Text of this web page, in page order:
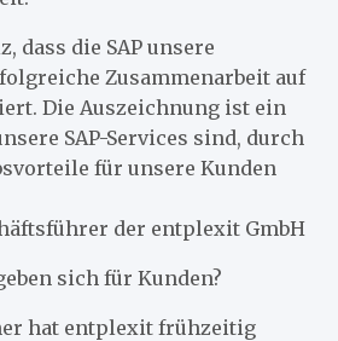
dass die SAP unsere
Zusammenarbeit auf
Die Auszeichnung ist ein
SAP-Services sind, durch
für unsere Kunden
der entplexit GmbH
sich für Kunden?
hat entplexit frühzeitig